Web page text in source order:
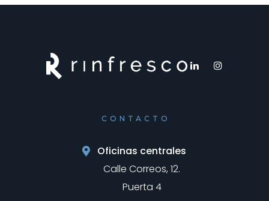
CONTACTO
Oficinas centrales
Calle Correos, 12.
Puerta 4